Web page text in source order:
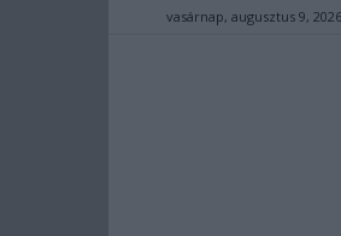
vasárnap, augusztus 9, 2026